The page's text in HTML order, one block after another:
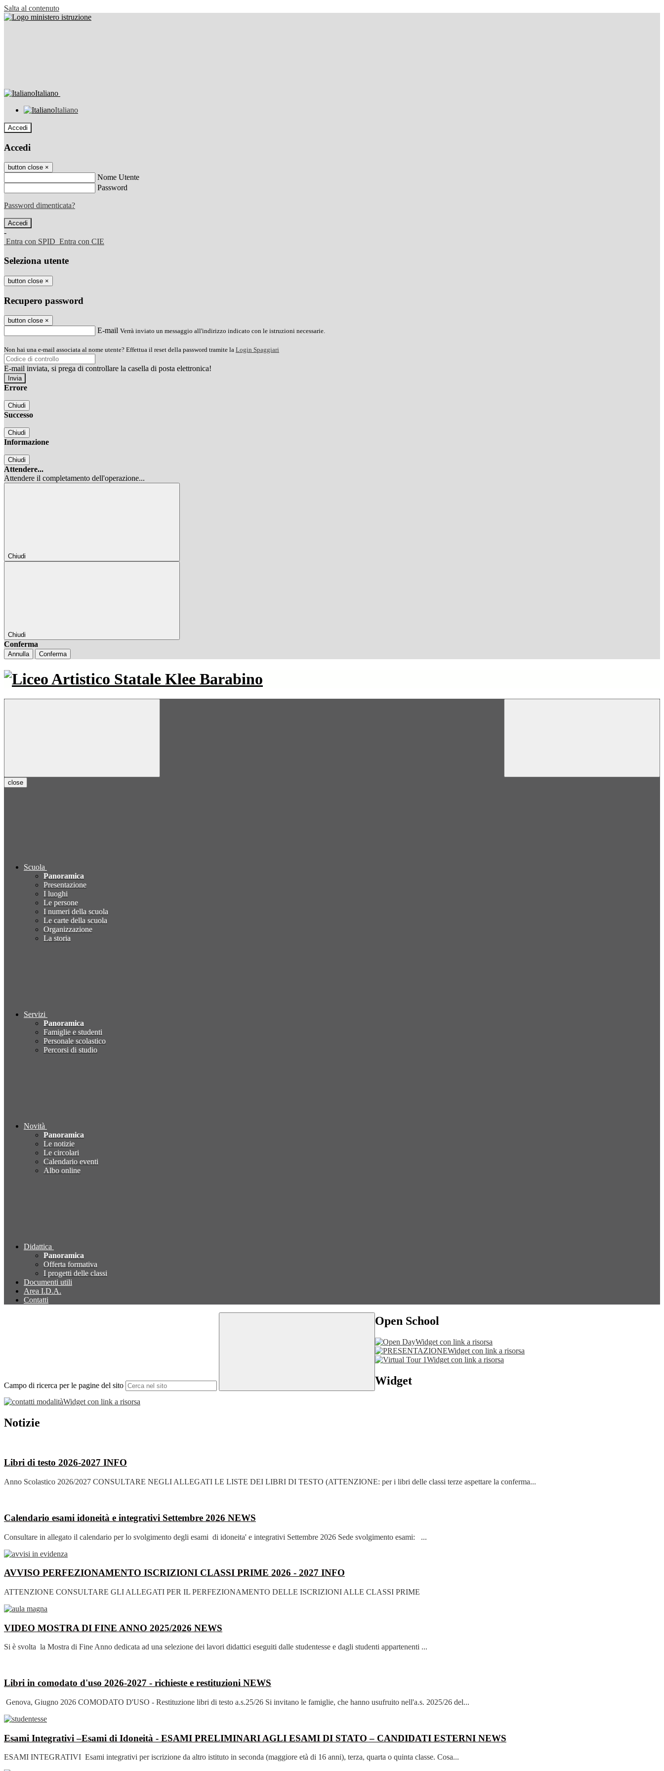
Salta al contenuto
Italiano
Italiano
Accedi
Accedi
button close ×
Nome Utente
Password
Password dimenticata?
-
Entra con SPID Entra con CIE
Seleziona utente
button close ×
Recupero password
button close ×
E-mail Verrà inviato un messaggio all'indirizzo indicato con le istruzioni necessarie.
Non hai una e-mail associata al nome utente? Effettua il reset della password tramite la Login Spaggiari
E-mail inviata, si prega di controllare la casella di posta elettronica!
Errore
Chiudi
Successo
Chiudi
Informazione
Chiudi
Attendere...
Attendere il completamento dell'operazione...
Chiudi
Chiudi
Conferma
Annulla Conferma
close
Scuola
Panoramica
Presentazione
I luoghi
Le persone
I numeri della scuola
Le carte della scuola
Organizzazione
La storia
Servizi
Panoramica
Famiglie e studenti
Personale scolastico
Percorsi di studio
Novità
Panoramica
Le notizie
Le circolari
Calendario eventi
Albo online
Didattica
Panoramica
Offerta formativa
I progetti delle classi
Documenti utili
Area I.D.A.
Contatti
Campo di ricerca per le pagine del sito
Open School
Widget con link a risorsa
Widget con link a risorsa
Widget con link a risorsa
Widget
Widget con link a risorsa
Notizie
Libri di testo 2026-2027 INFO
Anno Scolastico 2026/2027 CONSULTARE NEGLI ALLEGATI LE LISTE DEI LIBRI DI TESTO (ATTENZIONE: per i libri delle classi terze aspettare la conferma...
Calendario esami idoneità e integrativi Settembre 2026 NEWS
Consultare in allegato il calendario per lo svolgimento degli esami di idoneita' e integrativi Settembre 2026 Sede svolgimento esami: ...
AVVISO PERFEZIONAMENTO ISCRIZIONI CLASSI PRIME 2026 - 2027 INFO
ATTENZIONE CONSULTARE GLI ALLEGATI PER IL PERFEZIONAMENTO DELLE ISCRIZIONI ALLE CLASSI PRIME
VIDEO MOSTRA DI FINE ANNO 2025/2026 NEWS
Si è svolta la Mostra di Fine Anno dedicata ad una selezione dei lavori didattici eseguiti dalle studentesse e dagli studenti appartenenti ...
Libri in comodato d'uso 2026-2027 - richieste e restituzioni NEWS
Genova, Giugno 2026 COMODATO D'USO - Restituzione libri di testo a.s.25/26 Si invitano le famiglie, che hanno usufruito nell'a.s. 2025/26 del...
Esami Integrativi –Esami di Idoneità - ESAMI PRELIMINARI AGLI ESAMI DI STATO – CANDIDATI ESTERNI NEWS
ESAMI INTEGRATIVI Esami integrativi per iscrizione da altro istituto in seconda (maggiore età di 16 anni), terza, quarta o quinta classe. Cosa...